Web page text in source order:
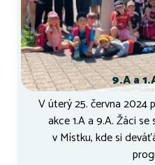
9.A a
V úterý 25. června 2024
akce 1.A a 9.A. Žáci
v Místku, kde si